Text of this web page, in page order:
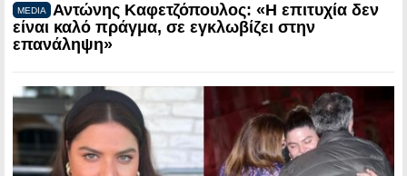
MEDIA
Αντώνης Καφετζόπουλος: «Η επιτυχία δεν
είναι καλό πράγμα, σε εγκλωβίζει στην
επανάληψη»